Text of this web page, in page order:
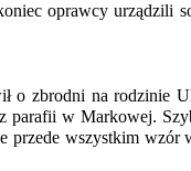
oprawcy urządzili
o zbrodni na rodzinie
parafii w Markowej.
przede wszystkim